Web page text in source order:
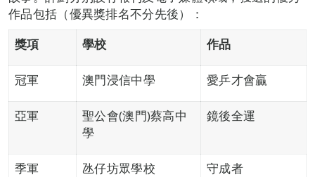
作品包括（優異獎排名不分先後）：
獎項
學校 作品
冠軍 澳門浸信中學 愛乒才會贏
亞軍
聖公會(澳門)蔡高中
學
鏡後全運
季軍 氹仔坊眾學校 守成者